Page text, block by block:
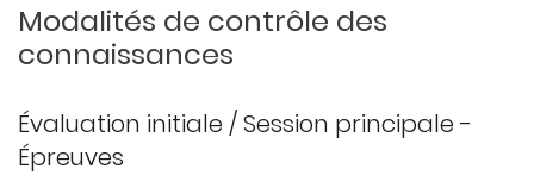
Modalités de contrôle des
connaissances
Évaluation initiale / Session principale -
Épreuves